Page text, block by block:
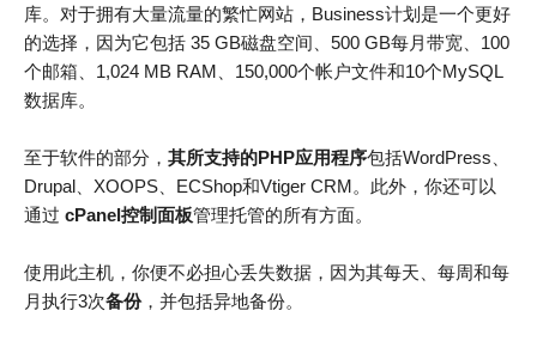
库。对于拥有大量流量的繁忙网站，Business计划是一个更好
的选择，因为它包括 35 GB磁盘空间、500 GB每月带宽、100
个邮箱、1,024 MB RAM、150,000个帐户文件和10个MySQL
数据库。
至于软件的部分， 其所支持的PHP应用程序包括WordPress、
Drupal、XOOPS、ECShop和Vtiger CRM。此外，你还可以
通过 cPanel控制面板管理托管的所有方面。
使用此主机，你便不必担心丢失数据，因为其每天、每周和每
月执行3次备份，并包括异地备份。